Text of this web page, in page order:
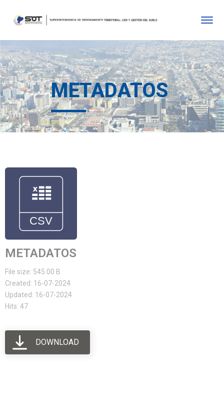
METADATOS
METADATOS
File size: 545.00 B
Created: 16-07-2024
Updated: 16-07-2024
Hits: 47
DOWNLOAD